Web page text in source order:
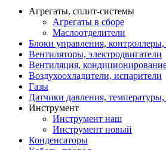
Агрегаты, сплит-системы
Агрегаты в сборе
Маслоотделители
Блоки управления,
Вентиляторы, электродвигатели
Вентиляция,
Воздухоохладители, испарители
Газы
Датчики давления,
Инструмент
Инструмент наш
Инструмент новый
Конденсаторы